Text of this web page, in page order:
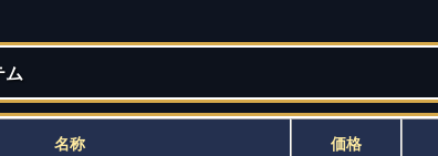
ム
名称 価格